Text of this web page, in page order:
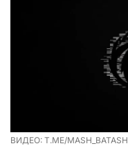
ВИДЕО: T.ME/MASH_BATASH